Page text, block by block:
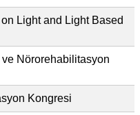
Light and Light Based
Nörorehabilitasyon
Kongresi